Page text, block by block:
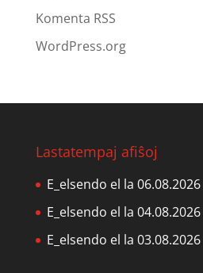
Komenta RSS
WordPress.org
Lastatempaj afiŝoj
E_elsendo el la 06.08.2026
E_elsendo el la 04.08.2026
E_elsendo el la 03.08.2026